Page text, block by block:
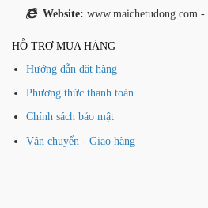
Website: www.maichetudong.com -
HỖ TRỢ MUA HÀNG
Hướng dẫn đặt hàng
Phương thức thanh toán
Chính sách bảo mật
Vận chuyển - Giao hàng